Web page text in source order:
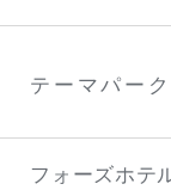
テーマパー
フォーズホテ